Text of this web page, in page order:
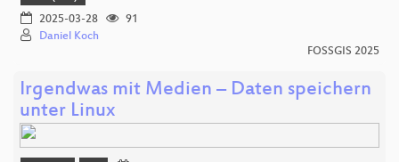
2025-03-28
91
Daniel Koch
FOSSGIS 2025
Irgendwas mit Medien – Daten speichern
unter Linux